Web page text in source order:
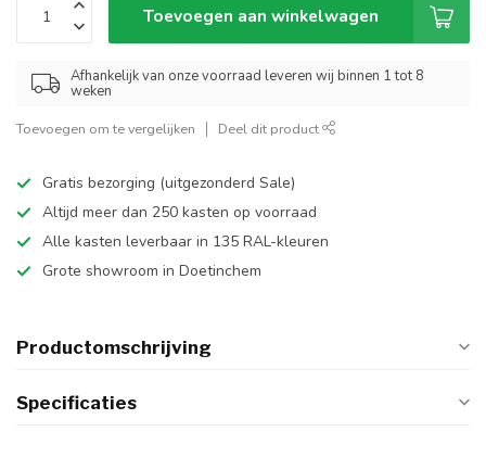
Toevoegen aan winkelwagen
Afhankelijk van onze voorraad leveren wij binnen 1 tot 8
weken
Toevoegen om te vergelijken Deel dit product
Gratis bezorging (uitgezonderd Sale)
Altijd meer dan 250 kasten op voorraad
Alle kasten leverbaar in 135 RAL-kleuren
Grote showroom in Doetinchem
Productomschrijving
Specificaties